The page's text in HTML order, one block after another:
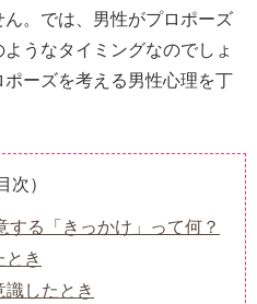
。では、男性がプロポーズ
うなタイミングなのでしょ
ーズを考える男性心理を丁
次）
する「きっかけ」って何？
き
したとき